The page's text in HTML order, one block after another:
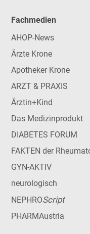
Fachmedien
AHOP-News
Ärzte Krone
Apotheker Krone
ARZT & PRAXIS
Ärztin+Kind
Das Medizinprodukt
DIABETES FORUM
FAKTEN der
GYN-AKTIV
neurologisch
NEPHROScript
PHARMAustria